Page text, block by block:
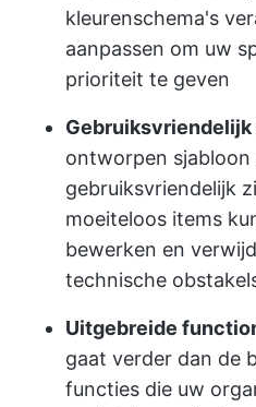
kleurenschema's
aanpassen om uw
prioriteit te geven
ontworpen sjabloon
gebruiksvriendelijk
moeiteloos items
bewerken en
technische
Uitgebreide
gaat verder dan de
functies die uw